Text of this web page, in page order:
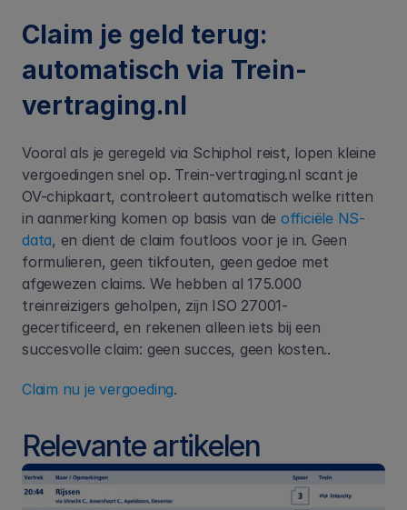
Claim je geld terug:
automatisch via Trein-
vertraging.nl
Vooral als je geregeld via Schiphol reist, lopen kleine
vergoedingen snel op. Trein-vertraging.nl scant je
OV-chipkaart, controleert automatisch welke ritten
in aanmerking komen op basis van de officiële NS-
data, en dient de claim foutloos voor je in. Geen
formulieren, geen tikfouten, geen gedoe met
afgewezen claims. We hebben al 175.000
treinreizigers geholpen, zijn ISO 27001-
gecertificeerd, en rekenen alleen iets bij een
succesvolle claim: geen succes, geen kosten..
Claim nu je vergoeding.
Relevante artikelen